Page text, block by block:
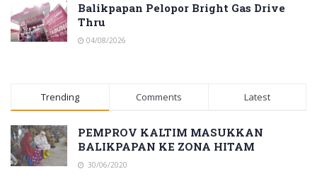
Balikpapan Pelopor Bright Gas Drive
Thru
04/08/2026
Trending Comments Latest
PEMPROV KALTIM MASUKKAN
BALIKPAPAN KE ZONA HITAM
30/06/2020